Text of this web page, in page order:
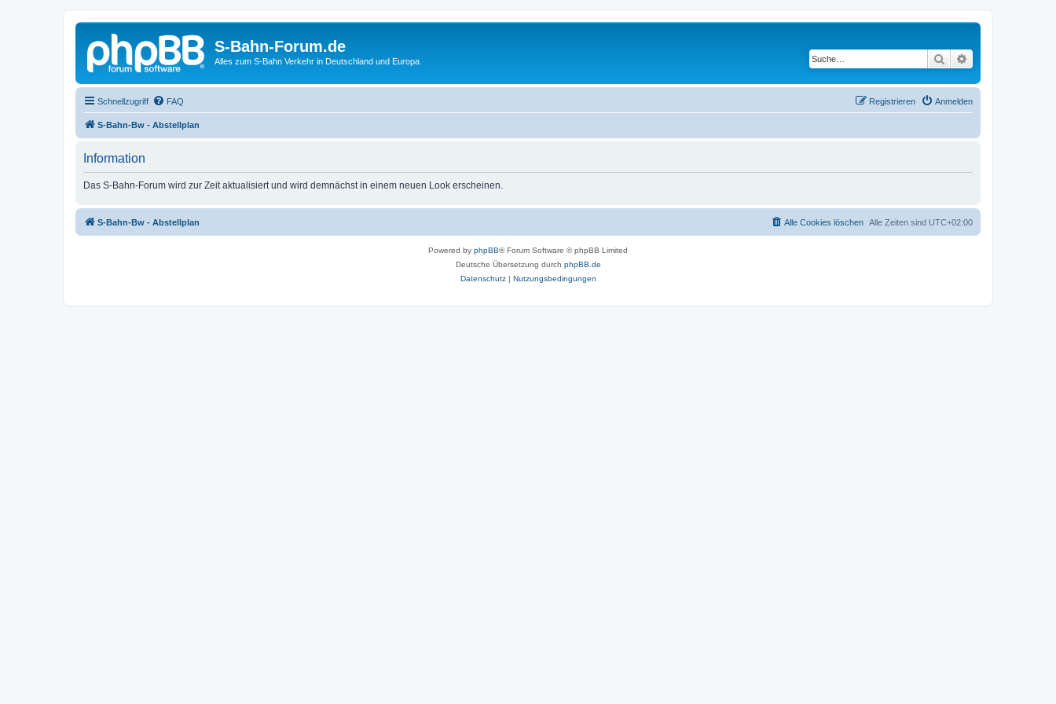
S-Bahn-Forum.de
Alles zum S-Bahn Verkehr in Deutschland und Europa Suche
Schnellzugriff FAQ Anmelden
Registrieren
S-Bahn-Bw - Abstellplan
Information
Das S-Bahn-Forum wird zur Zeit aktualisiert und wird demnächst in einem neuen Look erscheinen.
S-Bahn-Bw - Abstellplan Alle Zeiten sind UTC+02:00
Alle Cookies löschen
Powered by phpBB® Forum Software © phpBB Limited
Deutsche Übersetzung durch phpBB.de
Datenschutz| Nutzungsbedingungen